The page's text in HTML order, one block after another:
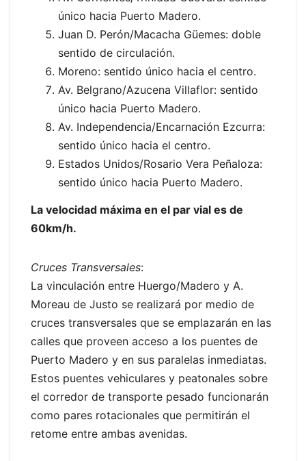
único hacia Puerto Madero.
Juan D. Perón/Macacha Güemes: doble
sentido de circulación.
Moreno: sentido único hacia el centro.
Av. Belgrano/Azucena Villaflor: sentido
único hacia Puerto Madero.
Av. Independencia/Encarnación Ezcurra:
sentido único hacia el centro.
Estados Unidos/Rosario Vera Peñaloza:
sentido único hacia Puerto Madero.
La velocidad máxima en el par vial es de
60km/h.
Cruces Transversales:
La vinculación entre Huergo/Madero y A.
Moreau de Justo se realizará por medio de
cruces transversales que se emplazarán en las
calles que proveen acceso a los puentes de
Puerto Madero y en sus paralelas inmediatas.
Estos puentes vehiculares y peatonales sobre
el corredor de transporte pesado funcionarán
como pares rotacionales que permitirán el
retome entre ambas avenidas.